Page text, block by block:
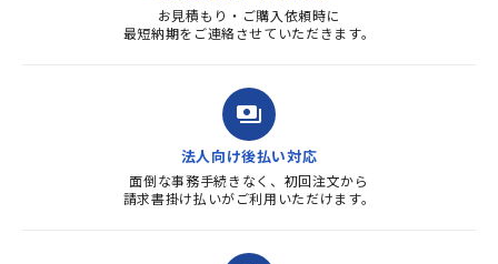
お見積もり・ご購入依頼時に
最短納期をご連絡させていただきます。
payments
法人向け後払い対応
面倒な事務手続きなく、初回注文から
請求書掛け払いがご利用いただけます。